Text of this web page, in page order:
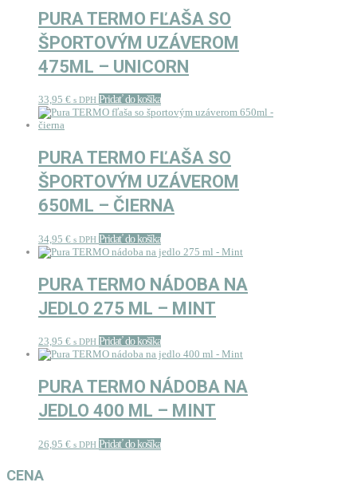
PURA TERMO FĽAŠA SO
ŠPORTOVÝM UZÁVEROM
475ML – UNICORN
33,95 € s DPH Pridať do košíka
PURA TERMO FĽAŠA SO
ŠPORTOVÝM UZÁVEROM
650ML – ČIERNA
34,95 € s DPH Pridať do košíka
PURA TERMO NÁDOBA NA
JEDLO 275 ML – MINT
23,95 € s DPH Pridať do košíka
PURA TERMO NÁDOBA NA
JEDLO 400 ML – MINT
26,95 € s DPH Pridať do košíka
CENA